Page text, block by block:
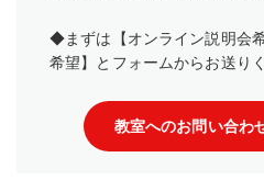
◆まずは【オンライン説明会
希望】とフォームからお送り
教室へのお問い合わ